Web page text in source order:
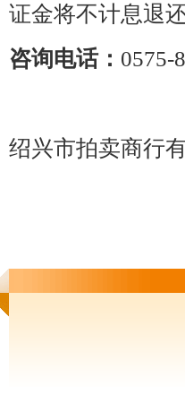
证金将不计息退还
咨询电话： 0575-
绍兴市拍卖商行
2023